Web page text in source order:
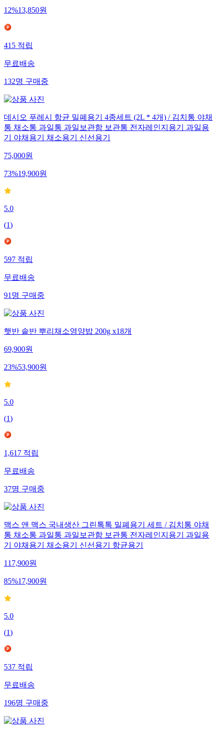
12%13,850원
415적립
무료배송
132명구매중
데시오 푸레시 항균 밀폐용기 4종세트 (2L * 4개) / 김치통 야채
통 채소통 과일통 과일보관함 보관통 전자레인지용기 과일용
기 야채용기 채소용기 신선용기
75,000원
73%19,900원
5.0
(1)
597적립
무료배송
91명구매중
햇반 솥반 뿌리채소영양밥 200g x18개
69,900원
23%53,900원
5.0
(1)
1,617적립
무료배송
37명구매중
맥스 앤 맥스 국내생산 그린톡톡 밀폐용기 세트 / 김치통 야채
통 채소통 과일통 과일보관함 보관통 전자레인지용기 과일용
기 야채용기 채소용기 신선용기 항균용기
117,900원
85%17,900원
5.0
(1)
537적립
무료배송
196명구매중